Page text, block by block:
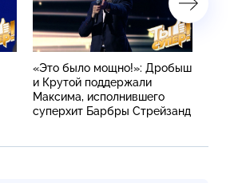
«Это было мощно!»: Дробыш
и Крутой поддержали
Максима, исполнившего
суперхит Барбры Стрейзанд